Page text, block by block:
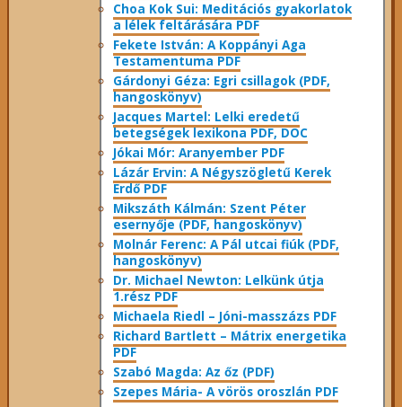
Choa Kok Sui: Meditációs gyakorlatok
a lélek feltárására PDF
Fekete István: A Koppányi Aga
Testamentuma PDF
Gárdonyi Géza: Egri csillagok (PDF,
hangoskönyv)
Jacques Martel: Lelki eredetű
betegségek lexikona PDF, DOC
Jókai Mór: Aranyember PDF
Lázár Ervin: A Négyszögletű Kerek
Erdő PDF
Mikszáth Kálmán: Szent Péter
esernyője (PDF, hangoskönyv)
Molnár Ferenc: A Pál utcai fiúk (PDF,
hangoskönyv)
Dr. Michael Newton: Lelkünk útja
1.rész PDF
Michaela Riedl – Jóni-masszázs PDF
Richard Bartlett – Mátrix energetika
PDF
Szabó Magda: Az őz (PDF)
Szepes Mária- A vörös oroszlán PDF